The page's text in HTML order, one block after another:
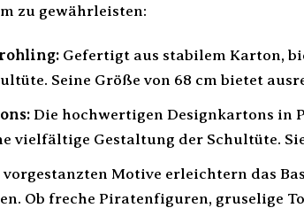
zu gewährleisten:
Gefertigt aus stabilem Karton,
Seine Größe von 68 cm bietet
Die hochwertigen Designkartons in
vielfältige Gestaltung der Schultüte.
Motive erleichtern das
Ob freche Piratenfiguren, gruselige